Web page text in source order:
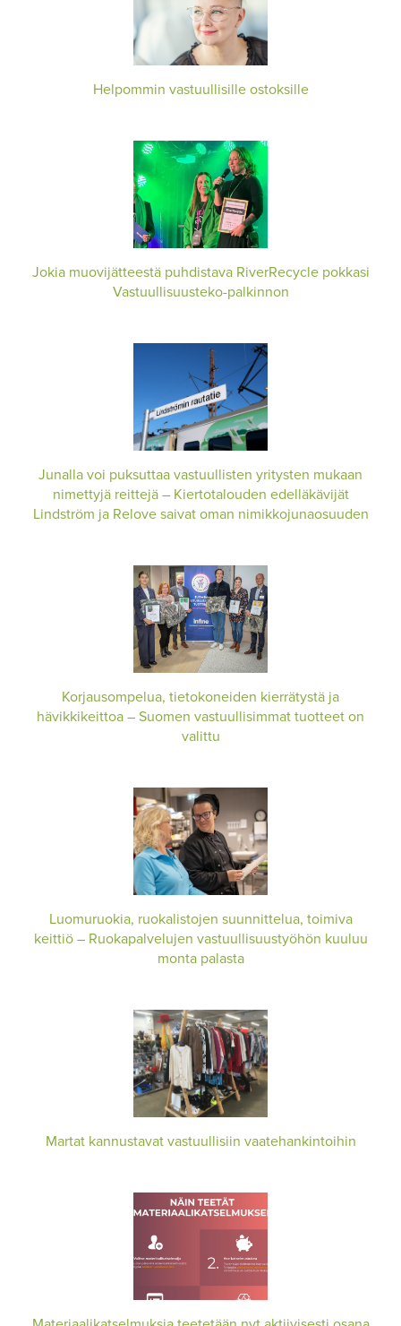
Helpommin vastuullisille ostoksille
Jokia muovijätteestä puhdistava RiverRecycle pokkasi
Vastuullisuusteko-palkinnon
Junalla voi puksuttaa vastuullisten yritysten mukaan
nimettyjä reittejä – Kiertotalouden edelläkävijät
Lindström ja Relove saivat oman nimikkojunaosuuden
Korjausompelua, tietokoneiden kierrätystä ja
hävikkikeittoa – Suomen vastuullisimmat tuotteet on
valittu
Luomuruokia, ruokalistojen suunnittelua, toimiva
keittiö – Ruokapalvelujen vastuullisuustyöhön kuuluu
monta palasta
Martat kannustavat vastuullisiin vaatehankintoihin